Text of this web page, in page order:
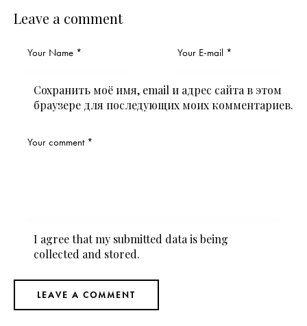
Leave a comment
Сохранить моё имя, email и адрес сайта в этом
браузере для последующих моих комментариев.
I agree that my submitted data is being
collected and stored.